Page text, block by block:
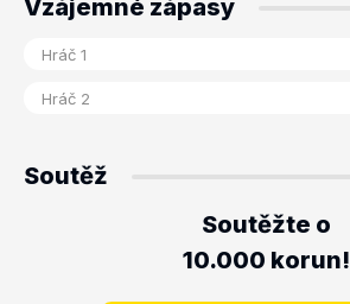
Vzájemné zápasy
Soutěž
Soutěžte o
10.000 korun!